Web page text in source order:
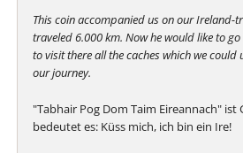
This coin accompanied us on our Ireland-
traveled 6.000 km. Now he would like to
to visit there all the caches which we
our journey.
"Tabhair Pog Dom Taim Eireannach" ist
bedeutet es: Küss mich, ich bin ein Ire!